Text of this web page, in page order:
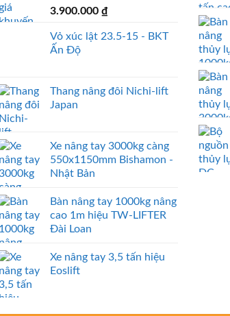
3.900.000 ₫
Vỏ xúc lật 23.5-15 - BKT
Ấn Độ
Thang nâng đôi Nichi-lift
Japan
Xe nâng tay 3000kg càng
550x1150mm Bishamon -
Nhật Bản
Bàn nâng tay 1000kg nâng
cao 1m hiệu TW-LIFTER
Đài Loan
Xe nâng tay 3,5 tấn hiệu
Eoslift